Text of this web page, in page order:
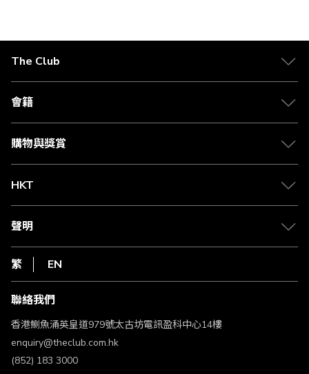
The Club
關於 The Club
合作夥伴
媒體中心
會籍
會籍及專屬禮遇
賺取積分
購物與獎賞
物流與配送
Club Shopping 商品領取站
常見問題
HKT
csl.
1010
HKT
聲明
私隱聲明
使用條款
條款及細則
不歧視及不騷擾聲明
認可牌照及通告
繁 EN
聯絡我們
香港鰂魚涌英皇道979號太古坊電訊盈科中心14樓
enquiry@theclub.com.hk
(852) 183 3000